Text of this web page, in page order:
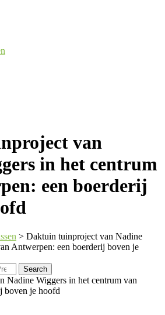
van
in het centrum
een boerderij
> Daktuin tuinproject van Nadine
Antwerpen: een boerderij boven je
Search